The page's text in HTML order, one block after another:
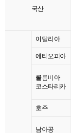
국산
이탈리아
에티오피아
콜롬비아
코스타리카
호주
남아공